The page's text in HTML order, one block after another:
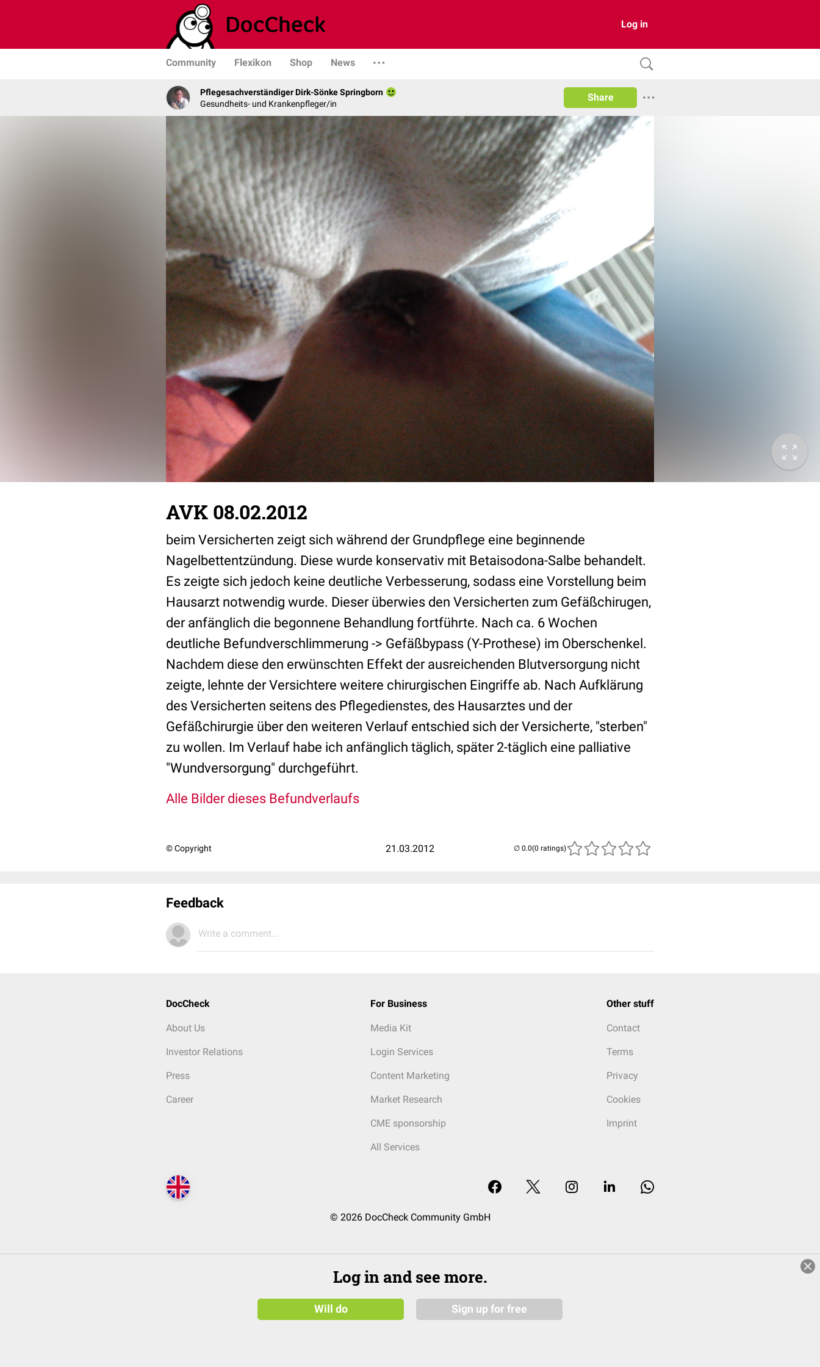
Log in
Community Flexikon Shop News
Pflegesachverständiger Dirk-Sönke Springborn
Gesundheits- und Krankenpfleger/in
Share
AVK 08.02.2012
beim Versicherten zeigt sich während der Grundpflege eine beginnende
Nagelbettentzündung. Diese wurde konservativ mit Betaisodona-Salbe behandelt.
Es zeigte sich jedoch keine deutliche Verbesserung, sodass eine Vorstellung beim
Hausarzt notwendig wurde. Dieser überwies den Versicherten zum Gefäßchirugen,
der anfänglich die begonnene Behandlung fortführte. Nach ca. 6 Wochen
deutliche Befundverschlimmerung -> Gefäßbypass (Y-Prothese) im Oberschenkel.
Nachdem diese den erwünschten Effekt der ausreichenden Blutversorgung nicht
zeigte, lehnte der Versichtere weitere chirurgischen Eingriffe ab. Nach Aufklärung
des Versicherten seitens des Pflegedienstes, des Hausarztes und der
Gefäßchirurgie über den weiteren Verlauf entschied sich der Versicherte, "sterben"
zu wollen. Im Verlauf habe ich anfänglich täglich, später 2-täglich eine palliative
"Wundversorgung" durchgeführt.
Alle Bilder dieses Befundverlaufs
© Copyright 21.03.2012 (0 ratings)
Feedback
Write a comment...
DocCheck
About Us
Investor Relations
Press
Career
For Business
Media Kit
Login Services
Content Marketing
Market Research
CME sponsorship
All Services
Other stuff
Contact
Terms
Privacy
Cookies
Imprint
© 2026 DocCheck Community GmbH
Log in and see more.
Will do Sign up for free